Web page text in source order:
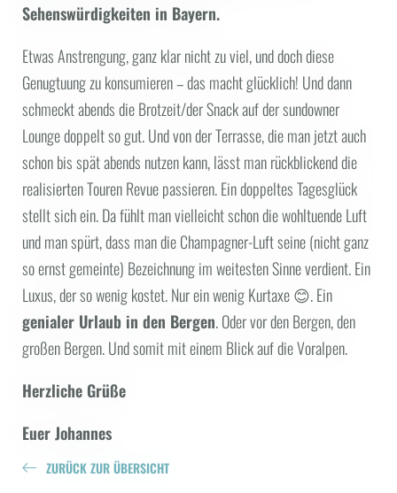
Sehenswürdigkeiten in Bayern.
Etwas Anstrengung, ganz klar nicht zu viel, und doch diese
Genugtuung zu konsumieren – das macht glücklich! Und dann
schmeckt abends die Brotzeit/der Snack auf der sundowner
Lounge doppelt so gut. Und von der Terrasse, die man jetzt auch
schon bis spät abends nutzen kann, lässt man rückblickend die
realisierten Touren Revue passieren. Ein doppeltes Tagesglück
stellt sich ein. Da fühlt man vielleicht schon die wohltuende Luft
und man spürt, dass man die Champagner-Luft seine (nicht ganz
so ernst gemeinte) Bezeichnung im weitesten Sinne verdient. Ein
Luxus, der so wenig kostet. Nur ein wenig Kurtaxe 😊. Ein
genialer Urlaub in den Bergen. Oder vor den Bergen, den
großen Bergen. Und somit mit einem Blick auf die Voralpen.
Herzliche Grüße
Euer Johannes
ZURÜCK ZUR ÜBERSICHT